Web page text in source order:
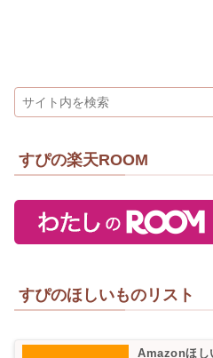
すぴの楽天ROOM
すぴのほしいものリスト
Amazonほし